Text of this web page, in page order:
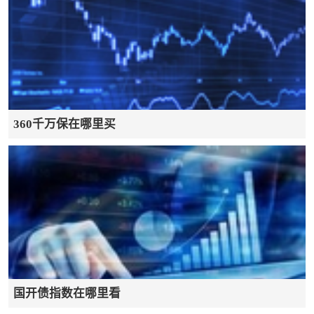
360千万保在哪里买
国开债指数在哪里看